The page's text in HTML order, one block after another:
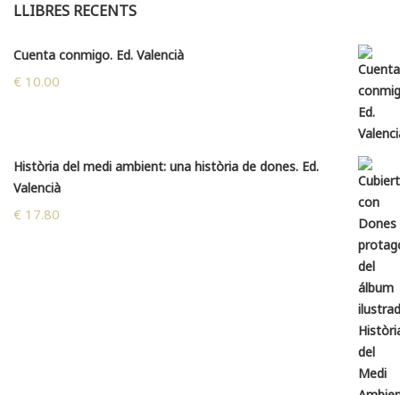
LLIBRES RECENTS
Cuenta conmigo. Ed. Valencià
€ 10.00
Història del medi ambient: una història de dones. Ed.
Valencià
€ 17.80